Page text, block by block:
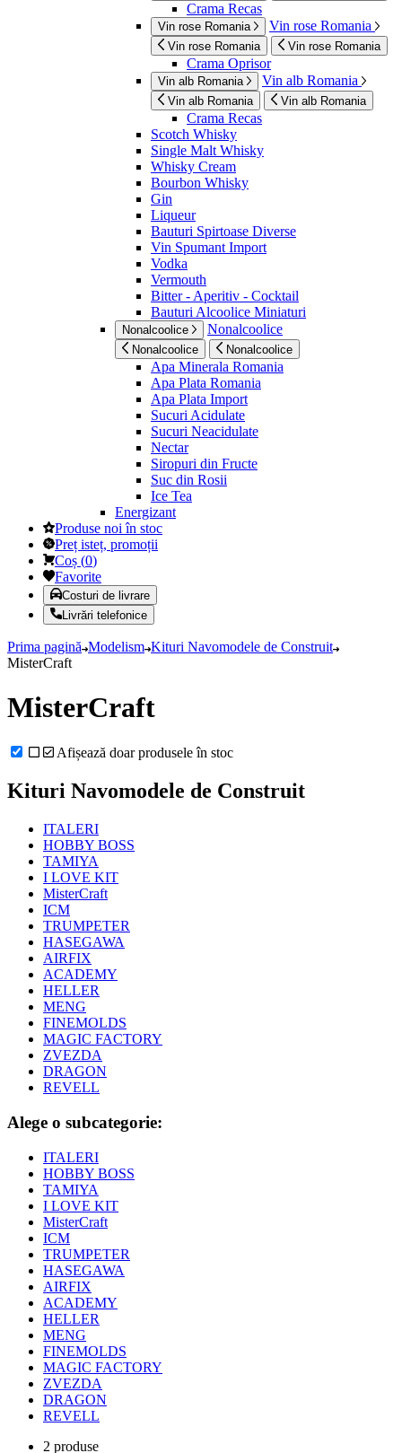
Crama Recas
Vin rose Romania Vin rose Romania
Vin rose Romania Vin rose Romania
Crama Oprisor
Vin alb Romania Vin alb Romania
Vin alb Romania Vin alb Romania
Crama Recas
Scotch Whisky
Single Malt Whisky
Whisky Cream
Bourbon Whisky
Gin
Liqueur
Bauturi Spirtoase Diverse
Vin Spumant Import
Vodka
Vermouth
Bitter - Aperitiv - Cocktail
Bauturi Alcoolice Miniaturi
Nonalcoolice Nonalcoolice
Nonalcoolice Nonalcoolice
Apa Minerala Romania
Apa Plata Romania
Apa Plata Import
Sucuri Acidulate
Sucuri Neacidulate
Nectar
Siropuri din Fructe
Suc din Rosii
Ice Tea
Energizant
Produse noi în stoc
Preț isteț, promoții
Coș (0)
Favorite
Costuri de livrare
Livrări telefonice
Prima pagină Modelism Kituri Navomodele de Construit
MisterCraft
MisterCraft
Afișează doar produsele în stoc
Kituri Navomodele de Construit
ITALERI
HOBBY BOSS
TAMIYA
I LOVE KIT
MisterCraft
ICM
TRUMPETER
HASEGAWA
AIRFIX
ACADEMY
HELLER
MENG
FINEMOLDS
MAGIC FACTORY
ZVEZDA
DRAGON
REVELL
Alege o subcategorie:
ITALERI
HOBBY BOSS
TAMIYA
I LOVE KIT
MisterCraft
ICM
TRUMPETER
HASEGAWA
AIRFIX
ACADEMY
HELLER
MENG
FINEMOLDS
MAGIC FACTORY
ZVEZDA
DRAGON
REVELL
2 produse